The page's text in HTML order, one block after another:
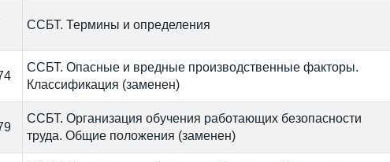
ССБТ. Термины и определения
ССБТ. Опасные и вредные производственные факторы.
Классификация (заменен)
ССБТ. Организация обучения работающих безопасности
труда. Общие положения (заменен)